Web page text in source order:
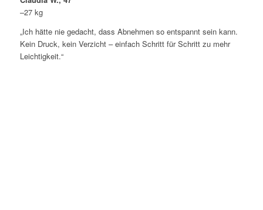
–27 kg
„Ich hätte nie gedacht, dass Abnehmen so entspannt sein kann.
Kein Druck, kein Verzicht – einfach Schritt für Schritt zu mehr
Leichtigkeit.“